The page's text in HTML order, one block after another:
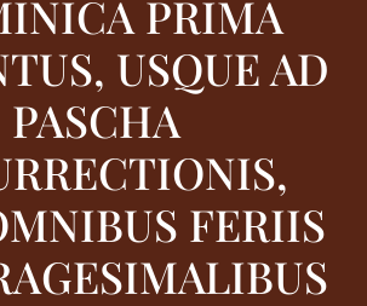
PRIMA
USQUE AD
PASCHA
FERIIS